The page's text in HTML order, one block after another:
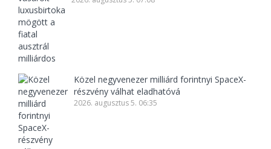
Közel negyvenezer milliárd forintnyi SpaceX-
részvény válhat eladhatóvá
2026. augusztus 5. 06:35